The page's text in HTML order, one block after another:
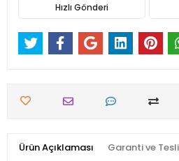
Hızlı Gönderi
Ürün Açıklaması Garanti ve